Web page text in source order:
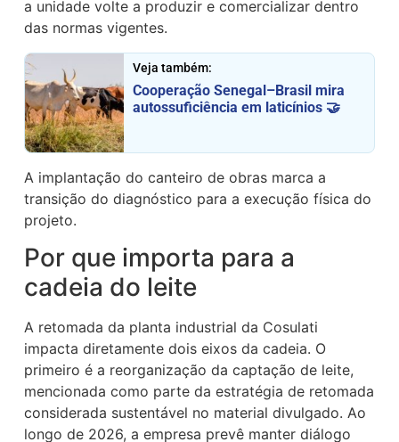
a unidade volte a produzir e comercializar dentro
das normas vigentes.
Veja também:
Cooperação Senegal–Brasil mira
autossuficiência em laticínios 🤝
A implantação do canteiro de obras marca a
transição do diagnóstico para a execução física do
projeto.
Por que importa para a
cadeia do leite
A retomada da planta industrial da Cosulati
impacta diretamente dois eixos da cadeia. O
primeiro é a reorganização da captação de leite,
mencionada como parte da estratégia de retomada
considerada sustentável no material divulgado. Ao
longo de 2026, a empresa prevê manter diálogo